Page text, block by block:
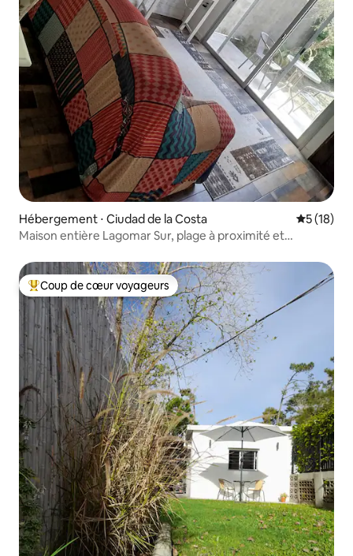
Hébergement ⋅ Ciudad de la Costa
5 (18)
Maison entière Lagomar Sur, plage à proximité et
Coups de cœur voyageurs les plus appréciés
Coup de cœur voyageurs